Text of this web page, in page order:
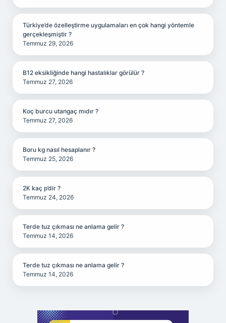
Türkiye’de özelleştirme uygulamaları en çok hangi yöntemle
gerçekleşmiştir ?
Temmuz 29, 2026
B12 eksikliğinde hangi hastalıklar görülür ?
Temmuz 27, 2026
Koç burcu utangaç mıdır ?
Temmuz 27, 2026
Boru kg nasıl hesaplanır ?
Temmuz 25, 2026
2K kaç p’dir ?
Temmuz 24, 2026
Terde tuz çıkması ne anlama gelir ?
Temmuz 14, 2026
Terde tuz çıkması ne anlama gelir ?
Temmuz 14, 2026